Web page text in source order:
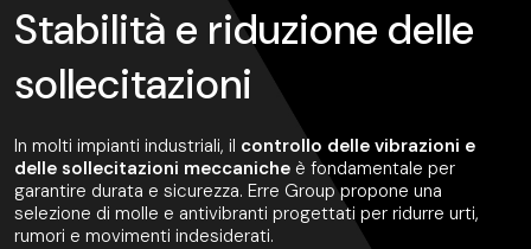
Stabilità e riduzione delle
sollecitazioni
In molti impianti industriali, il controllo delle vibrazioni e
delle sollecitazioni meccaniche è fondamentale per
garantire durata e sicurezza. Erre Group propone una
selezione di molle e antivibranti progettati per ridurre urti,
rumori e movimenti indesiderati.